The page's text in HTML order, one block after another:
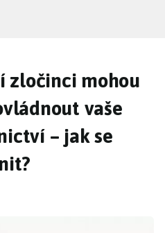
zločinci mohou
vaše
– jak se